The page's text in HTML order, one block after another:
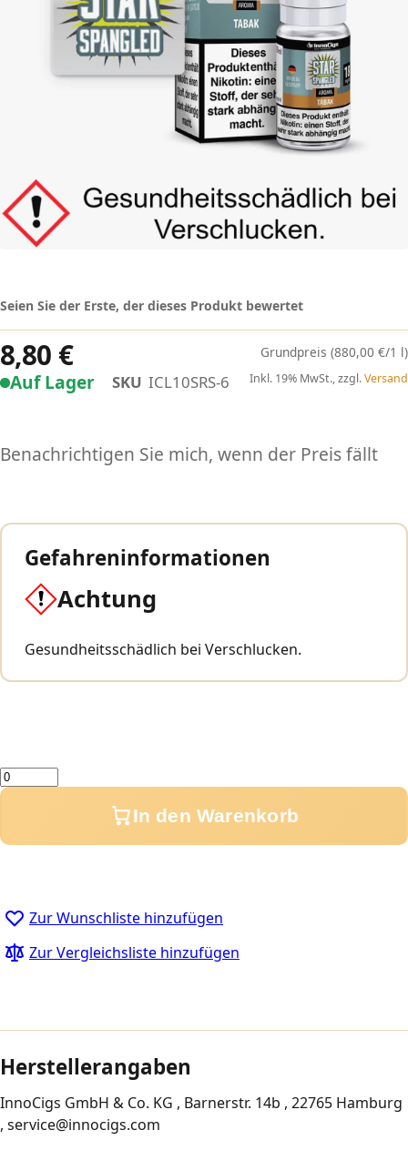
Auf Lager SKU ICL10SRS-6
Seien Sie der Erste, der dieses Produkt bewertet
8,80 € (880,00 €/1 l)
Inkl. 19% MwSt., zzgl.Versand
Benachrichtigen Sie mich, wenn der Preis fällt
Gefahreninformationen
Achtung
Gesundheitsschädlich bei Verschlucken.
Menge
In den Warenkorb
Zur Wunschliste hinzufügen
Zur Vergleichsliste hinzufügen
Herstellerangaben
InnoCigs GmbH & Co. KG , Barnerstr. 14b , 22765 Hamburg
, service@innocigs.com